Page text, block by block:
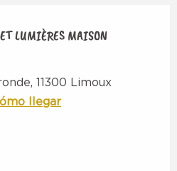
LUMIÈRES MAISON
11300 Limoux
llegar